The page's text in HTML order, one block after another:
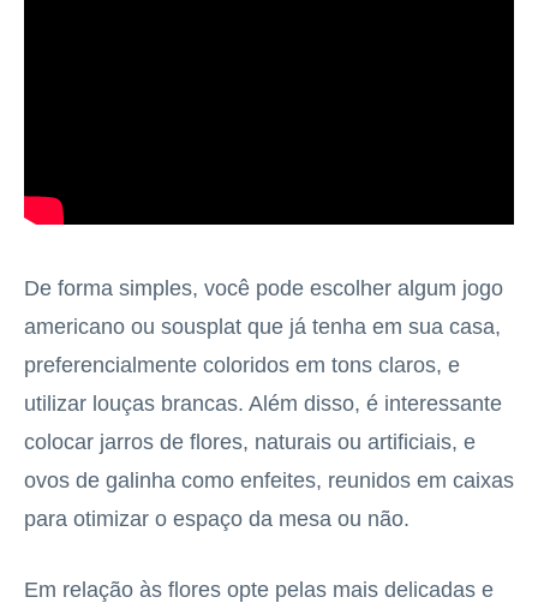
De forma simples, você pode escolher algum jogo
americano ou sousplat que já tenha em sua casa,
preferencialmente coloridos em tons claros, e
utilizar louças brancas. Além disso, é interessante
colocar jarros de flores, naturais ou artificiais, e
ovos de galinha como enfeites, reunidos em caixas
para otimizar o espaço da mesa ou não.
Em relação às flores opte pelas mais delicadas e